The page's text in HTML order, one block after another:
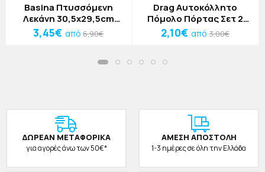
Basina Πτυσσόμενη
Λεκάνη 30,5x29,5cm
Λευκό - Μωβ
3,45€ από6,90€
Drag Αυτοκόλλητο
Πόμολο Πόρτας Σετ 2
Τεμαχίων Γκρι 4x9cm
2,10€ από3,00€
ΔΩΡΕAΝ ΜΕΤΑΦΟΡΙΚΑ
για αγορές άνω των 50€*
ΑΜΕΣΗ ΑΠΟΣΤΟΛΗ
1-3 ημέρες σε όλη την Ελλάδα